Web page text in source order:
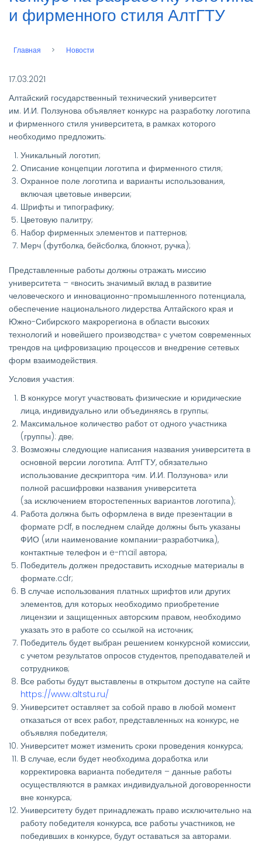
и фирменного стиля АлтГТУ
Строка
Главная Новости
17.03.2021
Алтайский государственный технический университет
им. И.И. Ползунова объявляет конкурс на разработку логотипа
и фирменного стиля университета, в рамках которого
необходимо предложить:
Уникальный логотип;
Описание концепции логотипа и фирменного стиля;
Охранное поле логотипа и варианты использования,
включая цветовые инверсии;
Шрифты и типографику;
Цветовую палитру;
Набор фирменных элементов и паттернов;
Мерч (футболка, бейсболка, блокнот, ручка);
Представленные работы должны отражать миссию
университета – «вносить значимый вклад в развитие
человеческого и инновационно-промышленного потенциала,
обеспечение национальноголидерства Алтайского края и
Южно-Сибирского макрорегиона в области высоких
технологий и новейшего производства» с учетом современных
трендов на цифровизацию процессов и внедрение сетевых
форм взаимодействия.
Условия участия:
В конкурсе могут участвовать физические и юридические
лица, индивидуально или объединяясь в группы;
Максимальное количество работ от одного участника
(группы): две;
Возможны следующие написания названия университета в
основной версии логотипа: АлтГТУ, обязательно
использование дескриптора «им. И.И. Ползунова» или
полной расшифровки названия университета
(за исключением второстепенных вариантов логотипа);
Работа должна быть оформлена в виде презентации в
формате pdf, в последнем слайде должны быть указаны
ФИО (или наименование компании-разработчика),
контактные телефон и e-mail автора;
Победитель должен предоставить исходные материалы в
формате.cdr;
В случае использования платных шрифтов или других
элементов, для которых необходимо приобретение
лицензии и защищенных авторским правом, необходимо
указать это в работе со ссылкой на источник;
Победитель будет выбран решением конкурсной комиссии,
с учетом результатов опросов студентов, преподавателей и
сотрудников;
Все работы будут выставлены в открытом доступе на сайте
https://www.altstu.ru/
Университет оставляет за собой право в любой момент
отказаться от всех работ, представленных на конкурс, не
объявляя победителя;
Университет может изменить сроки проведения конкурса;
В случае, если будет необходима доработка или
корректировка варианта победителя – данные работы
осуществляются в рамках индивидуальной договоренности
вне конкурса;
Университету будет принадлежать право исключительно на
работу победителя конкурса, все работы участников, не
победивших в конкурсе, будут оставаться за авторами.